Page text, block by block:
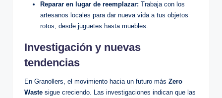
Reparar en lugar de reemplazar: Trabaja con los
artesanos locales para dar nueva vida a tus objetos
rotos, desde juguetes hasta muebles.
Investigación y nuevas
tendencias
En Granollers, el movimiento hacia un futuro más Zero
Waste sigue creciendo. Las investigaciones indican que las